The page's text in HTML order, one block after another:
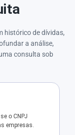
histórico de dívidas,
a análise,
consulta sob
o CNPJ
empresas.